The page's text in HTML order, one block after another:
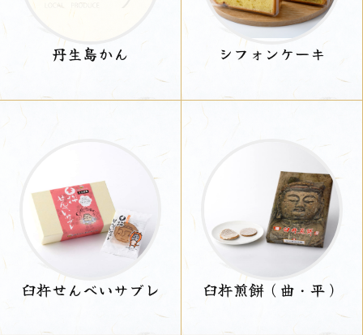
丹生島かん シフォンケーキ
臼杵せんべいサブレ 臼杵煎餅（曲・平）